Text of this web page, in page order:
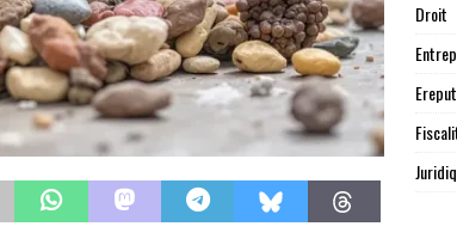
Droit